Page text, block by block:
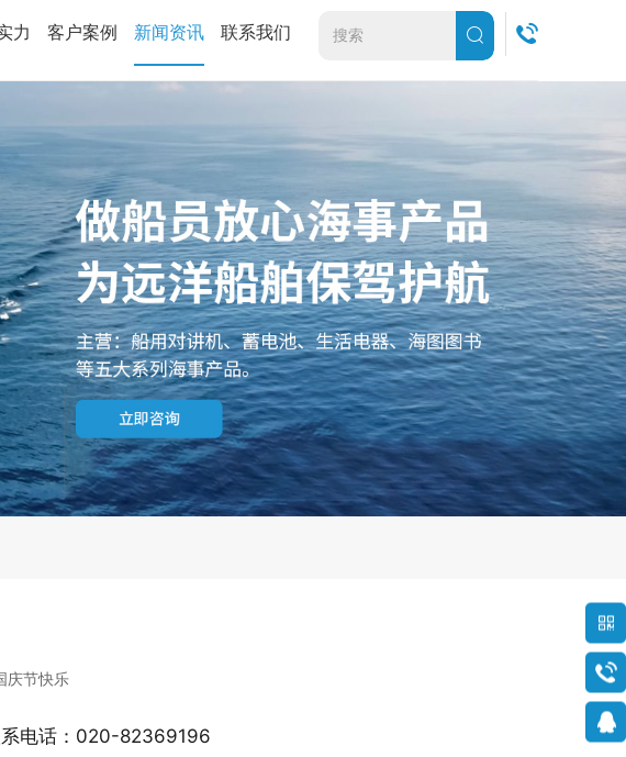
力 客户案例 新闻资讯 联系我们
庆节快乐
系电话：020-82369196